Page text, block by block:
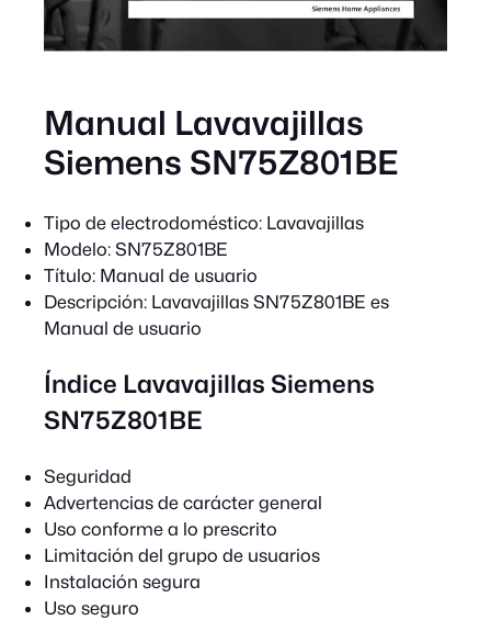
Manual Lavavajillas
Siemens SN75Z801BE
Tipo de electrodoméstico: Lavavajillas
Modelo: SN75Z801BE
Título: Manual de usuario
Descripción: Lavavajillas SN75Z801BE es
Manual de usuario
Índice Lavavajillas Siemens
SN75Z801BE
Seguridad
Advertencias de carácter general
Uso conforme a lo prescrito
Limitación del grupo de usuarios
Instalación segura
Uso seguro